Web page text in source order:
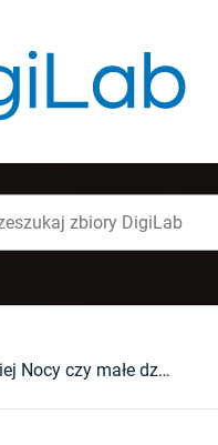
Pisanka - symbol Wielkiej Nocy czy małe dzieło sztuki? : o rodzajach, metodach i technikach zdobienia pisanek